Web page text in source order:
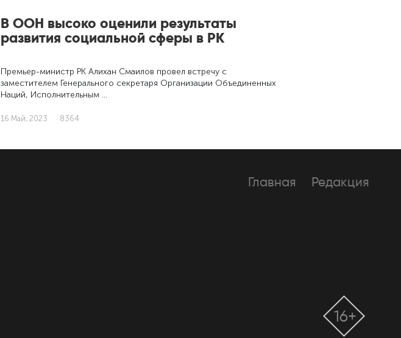
В ООН высоко оценили результаты
развития социальной сферы в РК
Премьер-министр РК Алихан Смаилов провел встречу с
заместителем Генерального секретаря Организации Объединенных
Наций, Исполнительным …
16 Май, 2023 8364
Главная Редакция
16+